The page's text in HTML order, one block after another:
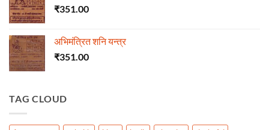
₹351.00
अभिमंत्रित शनि यन्त्र
₹351.00
TAG CLOUD